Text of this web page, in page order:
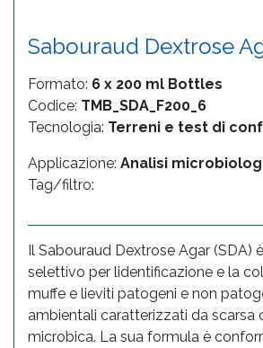
Sabouraud Dextrose
Formato: 6 x 200 ml Bottles
Codice: TMB_SDA_F200_6
Tecnologia: Terreni e test di
Applicazione: Analisi
Tag/filtro:
Il Sabouraud Dextrose Agar (SDA)
selettivo per lidentificazione e la
muffe e lieviti patogeni e non
ambientali caratterizzati da scarsa
microbica. La sua formula è